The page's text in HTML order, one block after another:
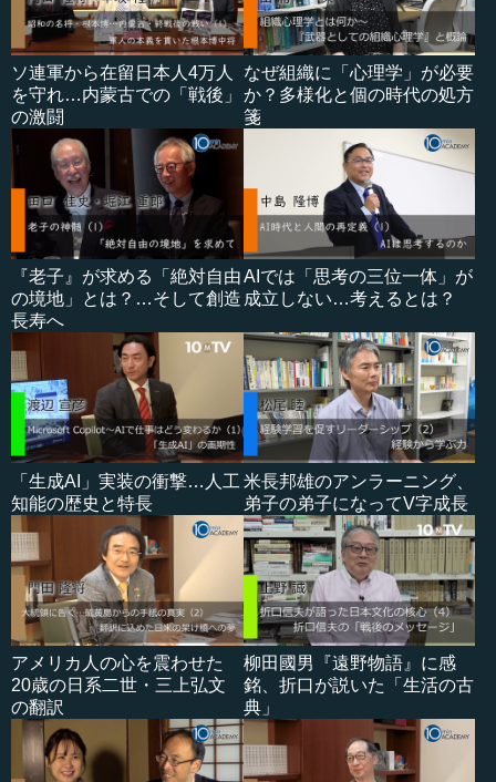
ソ連軍から在留日本人4万人
を守れ…内蒙古での「戦後」
の激闘
なぜ組織に「心理学」が必要
か？多様化と個の時代の処方
箋
『老子』が求める「絶対自由
の境地」とは？…そして創造
長寿へ
AIでは「思考の三位一体」が
成立しない…考えるとは？
「生成AI」実装の衝撃…人工
知能の歴史と特長
米長邦雄のアンラーニング、
弟子の弟子になってV字成長
アメリカ人の心を震わせた
20歳の日系二世・三上弘文
の翻訳
柳田國男『遠野物語』に感
銘、折口が説いた「生活の古
典」